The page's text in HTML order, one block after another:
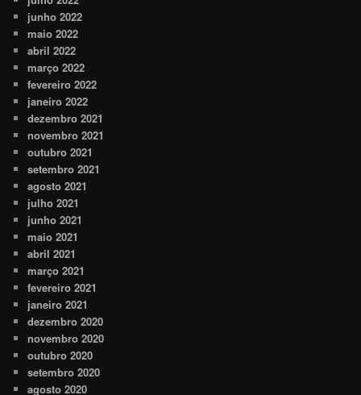
junho 2022
maio 2022
abril 2022
março 2022
fevereiro 2022
janeiro 2022
dezembro 2021
novembro 2021
outubro 2021
setembro 2021
agosto 2021
julho 2021
junho 2021
maio 2021
abril 2021
março 2021
fevereiro 2021
janeiro 2021
dezembro 2020
novembro 2020
outubro 2020
setembro 2020
agosto 2020